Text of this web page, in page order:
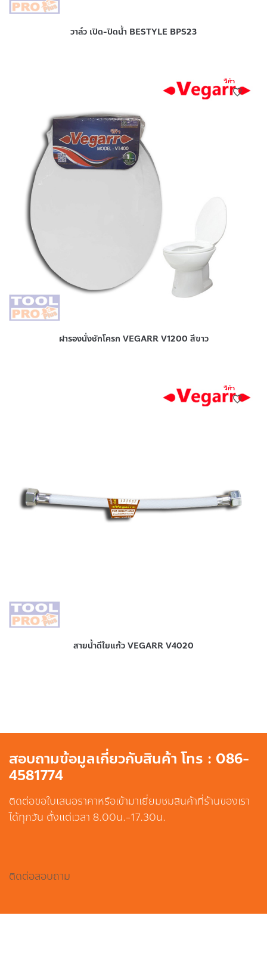
วาล์ว เปิด-ปิดน้ำ BESTYLE BPS23
ฝารองนั่งชักโครก VEGARR V1200 สีขาว
สายน้ำดีใยแก้ว VEGARR V4020
สอบถามข้อมูลเกี่ยวกับสินค้า โทร : 086-
4581774
ติดต่อขอใบเสนอราคาหรือเข้ามาเยี่ยมชมสินค้าที่ร้านของเรา
ได้ทุกวัน ตั้งแต่เวลา 8.00น.-17.30น.
ติดต่อสอบถาม